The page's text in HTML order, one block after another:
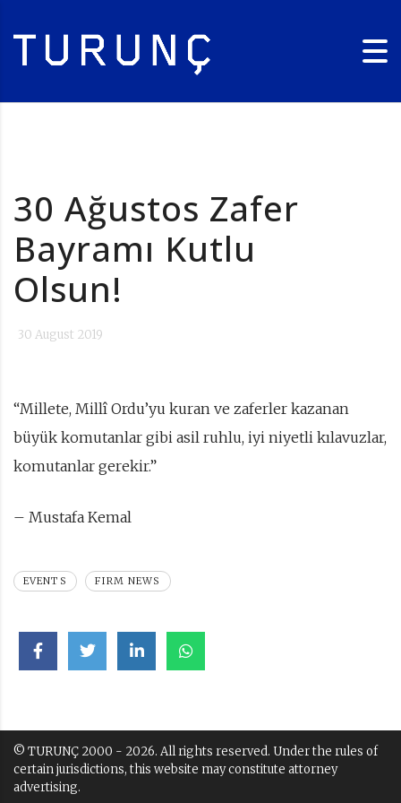
30 Ağustos Zafer
Bayramı Kutlu
Olsun!
30 August 2019
“Millete, Millî Ordu’yu kuran ve zaferler kazanan
büyük komutanlar gibi asil ruhlu, iyi niyetli kılavuzlar,
komutanlar gerekir.”
– Mustafa Kemal
EVENTS FIRM NEWS
© TURUNÇ 2000 - 2026. All rights reserved. Under the rules of
certain jurisdictions, this website may constitute attorney
advertising.